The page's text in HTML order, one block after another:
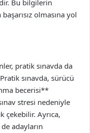
Bu bilgilerin
olmasına yol
pratik sınavda da
sınavda, sürücü
becerisi**
stresi nedeniyle
çekebilir. Ayrıca,
de adayların